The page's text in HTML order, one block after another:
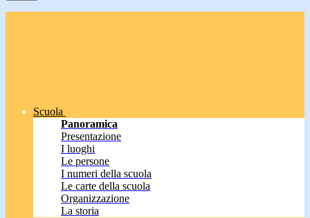
Scuola
Panoramica
Presentazione
I luoghi
Le persone
I numeri della scuola
Le carte della scuola
Organizzazione
La storia